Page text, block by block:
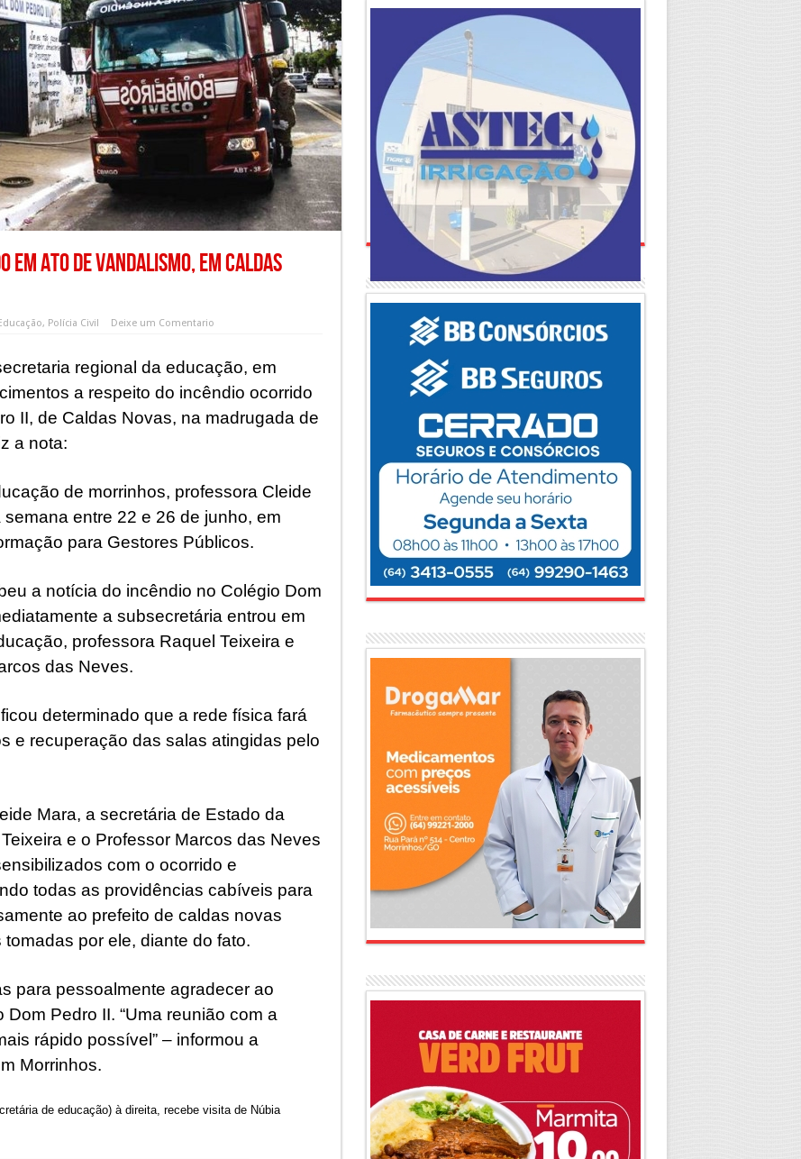
em ato de vandalismo, em Caldas
, Polícia Civil Deixe um Comentario
regional da educação, em
a respeito do incêndio ocorrido
II, de Caldas Novas, na madrugada de
a nota:
de morrinhos, professora Cleide
entre 22 e 26 de junho, em
para Gestores Públicos.
a notícia do incêndio no Colégio Dom
a subsecretária entrou em
professora Raquel Teixeira e
das Neves.
determinado que a rede física fará
e recuperação das salas atingidas pelo
Mara, a secretária de Estado da
e o Professor Marcos das Neves
com o ocorrido e
todas as providências cabíveis para
ao prefeito de caldas novas
por ele, diante do fato.
para pessoalmente agradecer ao
Pedro II. “Uma reunião com a
rápido possível” – informou a
Morrinhos.
de educação) à direita, recebe visita de Núbia